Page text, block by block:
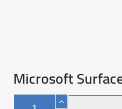
Microsoft
Microsoft